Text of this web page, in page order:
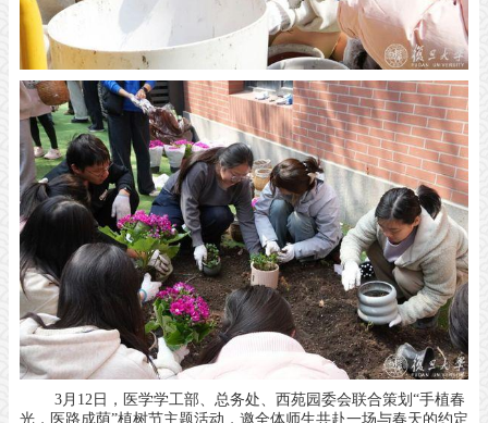
3月 12 日，医学学工部、总务处、西苑园委会联合策划“手植春
光，医路成荫”植树节主题活动，邀全体师生共赴一场与春天的约定